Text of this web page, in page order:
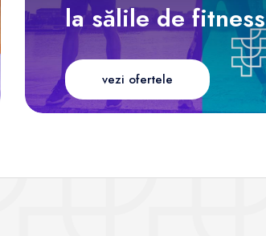
la sălile de fitness
vezi ofertele